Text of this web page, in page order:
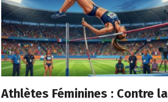
Athlètes Féminines : Contre la